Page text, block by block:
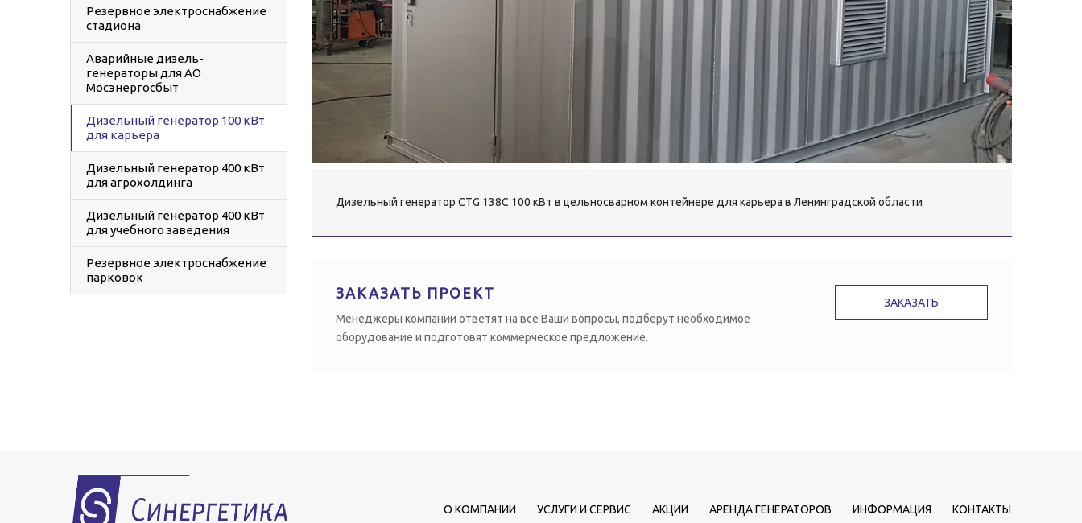
Резервное электроснабжение
стадиона
Аварийные дизель-
генераторы для АО
Мосэнергосбыт
Дизельный генератор 100 кВт
для карьера
Дизельный генератор 400 кВт
для агрохолдинга
Дизельный генератор 400 кВт
для учебного заведения
Резервное электроснабжение
парковок
Дизельный генератор CTG 138C 100 кВт в цельносварном контейнере для карьера в Ленинградской области
ЗАКАЗАТЬ ПРОЕКТ
Менеджеры компании ответят на все Ваши вопросы, подберут необходимое
оборудование и подготовят коммерческое предложение.
ЗАКАЗАТЬ
О КОМПАНИИ УСЛУГИ И СЕРВИС АКЦИИ АРЕНДА ГЕНЕРАТОРОВ ИНФОРМАЦИЯ КОНТАКТЫ